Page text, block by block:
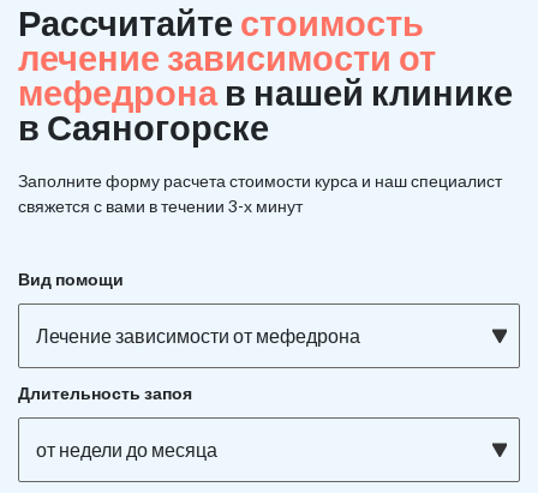
Рассчитайте стоимость
лечение зависимости от
мефедрона в нашей клинике
в Саяногорске
Заполните форму расчета стоимости курса и наш специалист
свяжется с вами в течении 3-х минут
Вид помощи
Лечение зависимости от мефедрона
Длительность запоя
от недели до месяца